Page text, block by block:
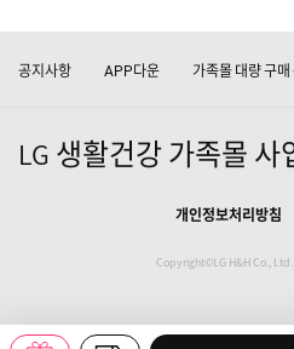
공지사항 APP다운 가족몰 대량 구매
LG 생활건강 가족몰 사
개인정보처리방침
Copyright©LG H&H Co.,